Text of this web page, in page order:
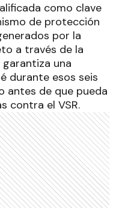
como clave
de protección
por la
a través de la
una
durante esos seis
antes de que pueda
contra el VSR.